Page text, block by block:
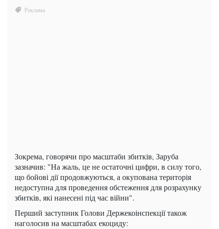
Зокрема, говорячи про масштаби збитків, Заруба
зазначив: "На жаль, це не остаточні цифри, в силу того,
що бойові дії продовжуються, а окупована територія
недоступна для проведення обстеження для розрахунку
збитків, які нанесені під час війни".
Перший заступник Голови Держекоінспекції також
наголосив на масштабах екоциду: